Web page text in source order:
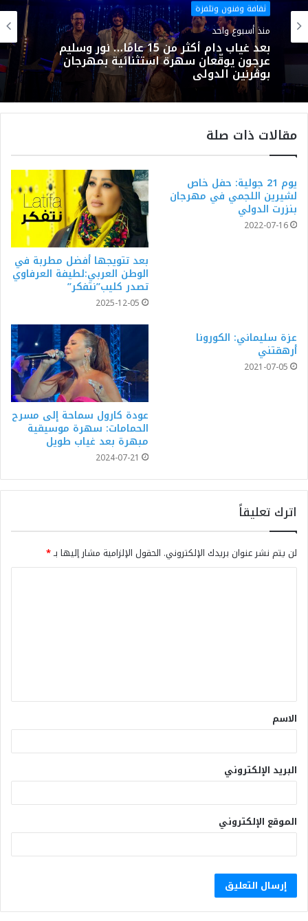
ثقافة وفنون وتلفزة
منذ أسبوع واحد
بعد غياب دام أكثر من 15 عامًا… نور وسليم
عرجون يوقّعان سهرة استثنائية بمهرجان
بوڨرنين الدولي
مقالات ذات صلة
يوم 21 جولية: حفل خاص
لشيرين اللجمي في مهرجان
بنزرت الدولي
2022-07-16
بعد تتويجها أفضل مطربة في
الوطن العربي:لطيفة العرفاوي
تصدر كليب”نتفكر”
2025-12-05
عزة سليماني: الكورونا
أرهقتني
2021-07-05
عودة كارول سماحة إلى مسرح
الحمامات: سهرة موسيقية
مبهرة بعد غياب طويل
2024-07-21
اترك تعليقاً
لن يتم نشر عنوان بريدك الإلكتروني. الحقول الإلزامية مشار إليها بـ*
الاسم
البريد الإلكتروني
الموقع الإلكتروني